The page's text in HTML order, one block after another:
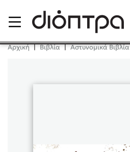
Δημοφιλή Βιβλία
Αρχική | Βιβλία | Αστυνομικά Βιβλία